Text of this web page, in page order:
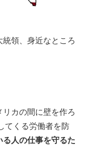
領、身近なところ
リカの間に壁を作ろ
てくる労働者を防
人の仕事を守るた